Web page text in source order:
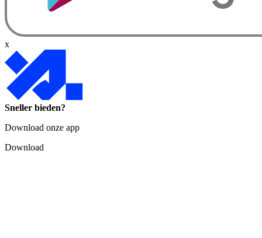
x
Sneller bieden?
Download onze app
Download